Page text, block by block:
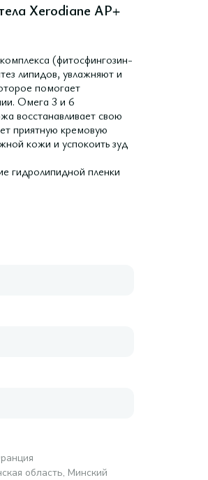
Xerodiane АР+
(фитосфингозин-
липидов, увлажняют и
помогает
Омега 3 и 6
восстанавливает свою
приятную кремовую
кожи и успокоить зуд
гидролипидной пленки
область, Минский